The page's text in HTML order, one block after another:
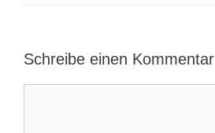
Schreibe einen Kommentar